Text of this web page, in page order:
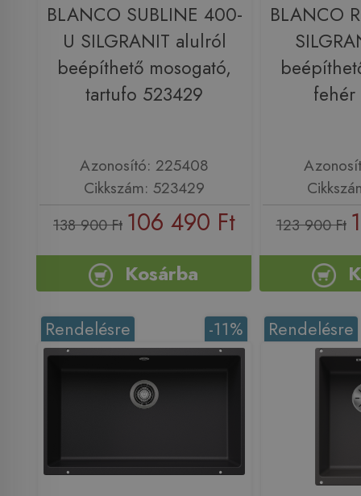
BLANCO SUBLINE 400-
U SILGRANIT alulról
beépíthető mosogató,
tartufo 523429
Azonosító: 225408
Cikkszám: 523429
138 900 Ft 106 490 Ft
Kosárba
BLANCO
123 900 Ft
-11%
Rendelésre Rendelésre